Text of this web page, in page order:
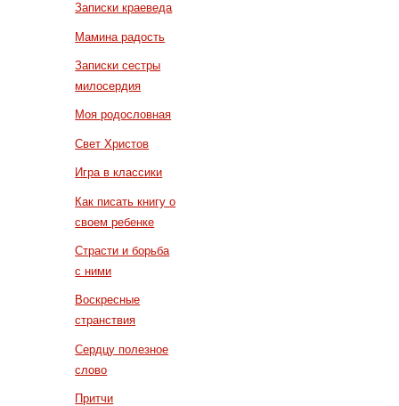
Записки краеведа
Мамина радость
Записки сестры
милосердия
Моя родословная
Свет Христов
Игра в классики
Как писать книгу о
своем ребенке
Страсти и борьба
с ними
Воскресные
странствия
Сердцу полезное
слово
Притчи